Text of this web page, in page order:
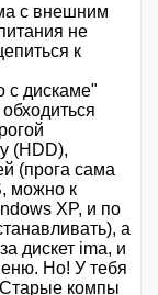
с внешним
не
к
с дискаме"
(HDD),
(прога сама
можно к
XP, и по
а
дискет ima, и
Но! У тебя
Старые компы